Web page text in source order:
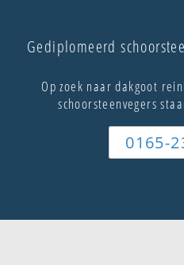
Gediplomeerd
Op zoek naar dakgoot
schoorsteenvegers
0165-